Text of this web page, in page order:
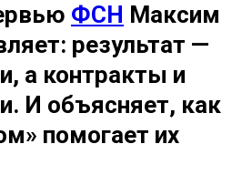
ФСН Максим
результат —
а контракты и
И объясняет, как
помогает их